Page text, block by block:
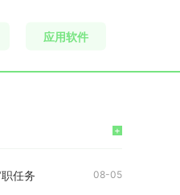
应用软件
+
任务 08-05